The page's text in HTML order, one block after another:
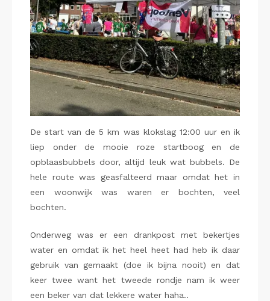
De start van de 5 km was klokslag 12:00 uur en ik
liep onder de mooie roze startboog en de
opblaasbubbels door, altijd leuk wat bubbels. De
hele route was geasfalteerd maar omdat het in
een woonwijk was waren er bochten, veel
bochten.
Onderweg was er een drankpost met bekertjes
water en omdat ik het heel heet had heb ik daar
gebruik van gemaakt (doe ik bijna nooit) en dat
keer twee want het tweede rondje nam ik weer
een beker van dat lekkere water haha..